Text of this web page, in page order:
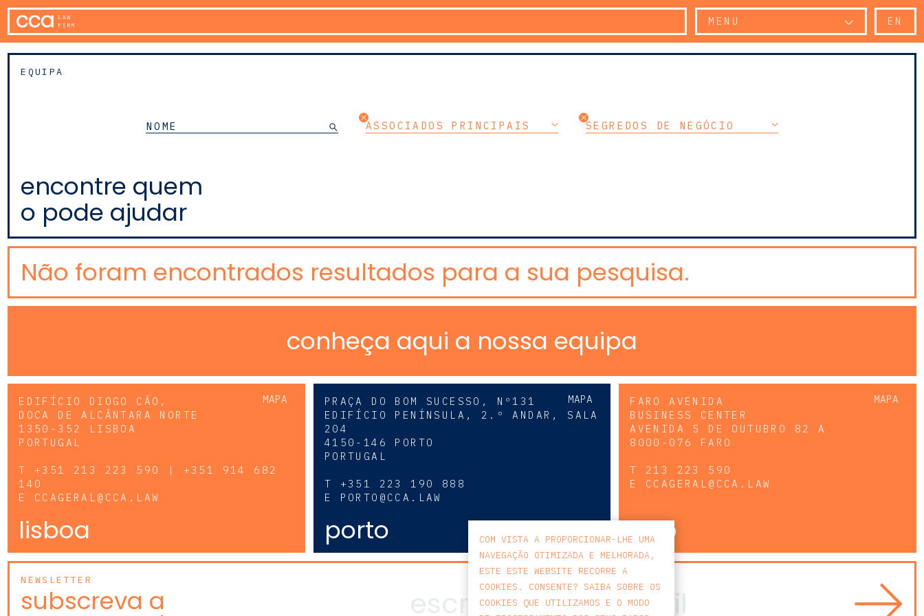
MENU EN
EQUIPA
ASSOCIADOS PRINCIPAIS SEGREDOS DE NEGÓCIO
encontre quem
o pode ajudar
Não foram encontrados resultados para a sua pesquisa.
conheça aqui a nossa equipa
MAPA
EDIFÍCIO DIOGO CÃO,
DOCA DE ALCÂNTARA NORTE
1350-352 LISBOA
PORTUGAL
T +351 213 223 590 | +351 914 682
140
E CCAGERAL@CCA.LAW
lisboa
MAPA
PRAÇA DO BOM SUCESSO, Nº131
EDIFÍCIO PENÍNSULA, 2.º ANDAR, SALA
204
4150-146 PORTO
PORTUGAL
T +351 223 190 888
E PORTO@CCA.LAW
porto
MAPA
FARO AVENIDA
BUSINESS CENTER
AVENIDA 5 DE OUTUBRO 82 A
8000-076 FARO
T 213 223 590
E CCAGERAL@CCA.LAW
faro
NEWSLETTER
subscreva a
COM VISTA A PROPORCIONAR-LHE UMA
NAVEGAÇÃO OTIMIZADA E MELHORADA,
ESTE ESTE WEBSITE RECORRE A
COOKIES. CONSENTE? SAIBA SOBRE OS
COOKIES QUE UTILIZAMOS E O MODO